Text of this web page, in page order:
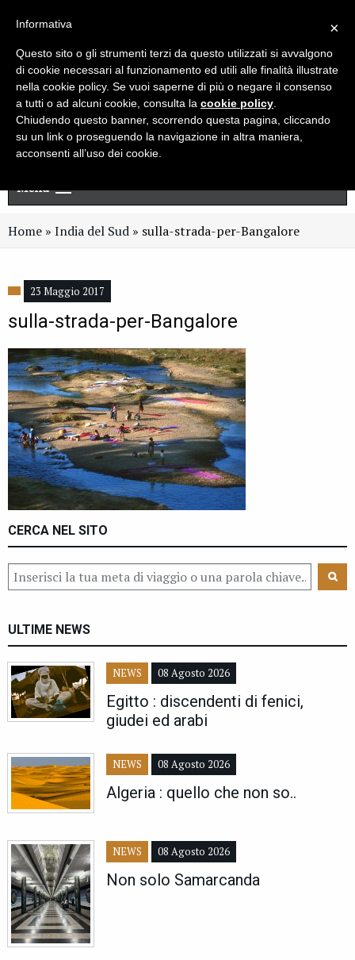
Newsletter
Menu
Home » India del Sud » sulla-strada-per-Bangalore
23 Maggio 2017
sulla-strada-per-Bangalore
CERCA NEL SITO
ULTIME NEWS
NEWS 08 Agosto 2026
Egitto : discendenti di fenici,
giudei ed arabi
NEWS 08 Agosto 2026
Algeria : quello che non so..
NEWS 08 Agosto 2026
Non solo Samarcanda
×
Informativa
Questo sito o gli strumenti terzi da questo utilizzati si avvalgono
di cookie necessari al funzionamento ed utili alle finalità illustrate
nella cookie policy. Se vuoi saperne di più o negare il consenso
a tutti o ad alcuni cookie, consulta la cookie policy
Chiudendo questo banner, scorrendo questa pagina, cliccando
su un link o proseguendo la navigazione in altra maniera,
acconsenti all’uso dei cookie.